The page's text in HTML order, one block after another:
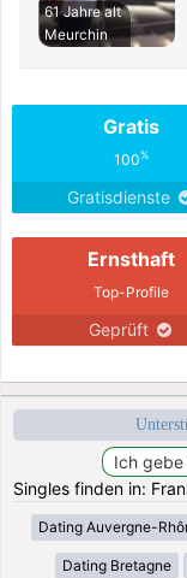
61 Jahre alt
Meurchin
Gratis
100%
Gratisdienste
Ernsthaft
Top-Profile
Geprüft
Singles finden in:
Dating Auvergne-
Dating Bretagne